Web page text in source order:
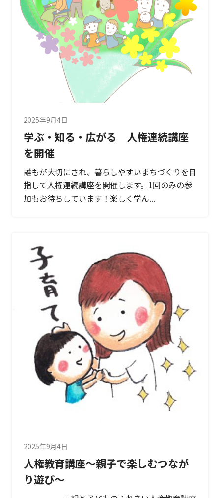
2025年9月4日
学ぶ・知る・広がる 人権連続講座
を開催
誰もが大切にされ、暮らしやすいまちづくりを目
指して人権連続講座を開催します。1回のみの参
加もお待ちしています！楽しく学ん...
2025年9月4日
人権教育講座～親子で楽しむつなが
り遊び～